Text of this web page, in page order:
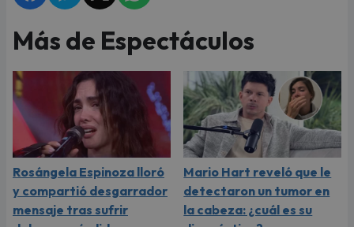
Más de Espectáculos
Rosángela Espinoza lloró
y compartió desgarrador
mensaje tras sufrir
Mario Hart reveló que le
detectaron un tumor en
la cabeza: ¿cuál es su